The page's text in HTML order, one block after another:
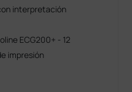
interpretación
ECG200+ - 12
impresión